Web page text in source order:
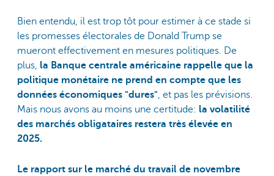
Bien entendu, il est trop tôt pour estimer à ce stade si
les promesses électorales de Donald Trump se
mueront effectivement en mesures politiques. De
plus, la Banque centrale américaine rappelle que la
politique monétaire ne prend en compte que les
données économiques "dures", et pas les prévisions.
Mais nous avons au moins une certitude: la volatilité
des marchés obligataires restera très élevée en
2025.
Le rapport sur le marché du travail de novembre